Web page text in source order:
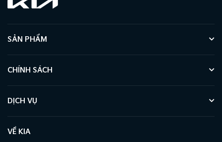
SẢN PHẨM
CHÍNH SÁCH
DỊCH VỤ
VỀ KIA